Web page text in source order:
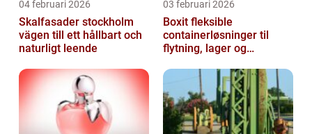
04 februari 2026
Skalfasader stockholm
vägen till ett hållbart och
naturligt leende
03 februari 2026
Boxit fleksible
containerløsninger til
flytning, lager og